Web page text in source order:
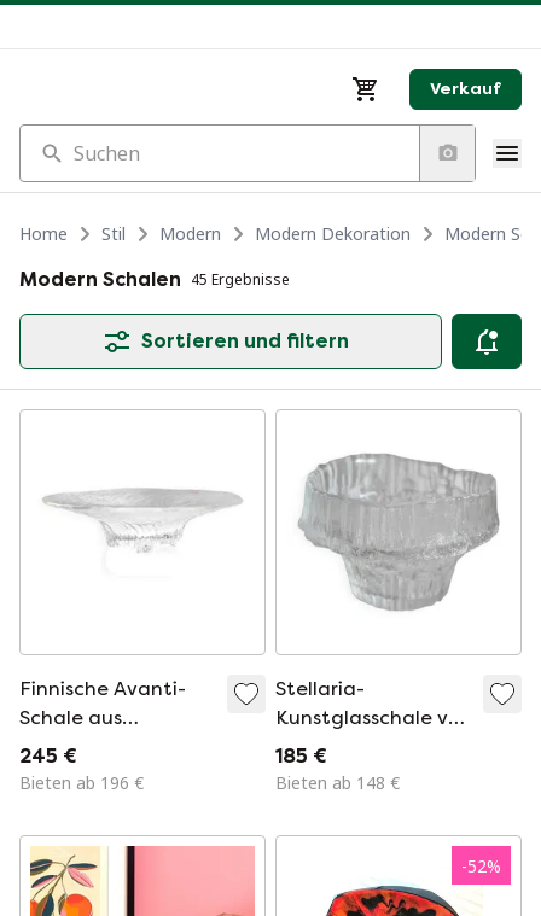
Verkauf
Suchen
Home Stil Modern Modern Dekoration
Modern
Modern Schalen 45 Ergebnisse
Sortieren und filtern
Finnische Avanti-
Schale aus
Kunstglas von Tapio
Wirkkala für Iittala,
245 €
Bieten ab 196 €
Stellaria-
Kunstglasschale von
Tapio Wirkkala
185 €
Bieten ab 148 €
-52%